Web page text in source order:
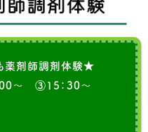
薬剤師調剤体験★
00～ ③15：30～